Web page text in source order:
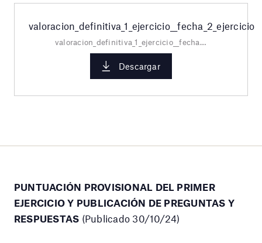
valoracion_definitiva_1_ejercicio__fecha_2_ejercicio
valoracion_definitiva_1_ejercicio__fecha_2_ejercicio.pdf
Descargar
PUNTUACIÓN PROVISIONAL DEL PRIMER
EJERCICIO Y PUBLICACIÓN DE PREGUNTAS Y
RESPUESTAS (Publicado 30/10/24)